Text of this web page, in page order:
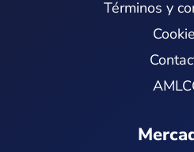
Términos y